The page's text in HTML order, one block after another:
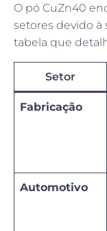
O pó CuZn40
setores devido à
tabela que
Setor
Fabricação
Automotivo